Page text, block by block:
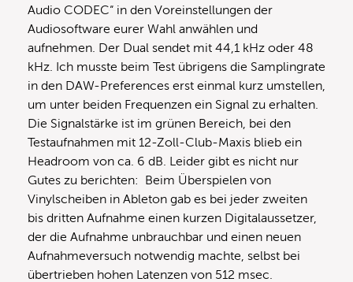
Audio CODEC“ in den Voreinstellungen der
Audiosoftware eurer Wahl anwählen und
aufnehmen. Der Dual sendet mit 44,1 kHz oder 48
kHz. Ich musste beim Test übrigens die Samplingrate
in den DAW-Preferences erst einmal kurz umstellen,
um unter beiden Frequenzen ein Signal zu erhalten.
Die Signalstärke ist im grünen Bereich, bei den
Testaufnahmen mit 12-Zoll-Club-Maxis blieb ein
Headroom von ca. 6 dB. Leider gibt es nicht nur
Gutes zu berichten: Beim Überspielen von
Vinylscheiben in Ableton gab es bei jeder zweiten
bis dritten Aufnahme einen kurzen Digitalaussetzer,
der die Aufnahme unbrauchbar und einen neuen
Aufnahmeversuch notwendig machte, selbst bei
übertrieben hohen Latenzen von 512 msec.